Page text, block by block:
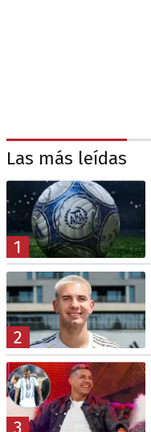
Las más leídas
1
2
3